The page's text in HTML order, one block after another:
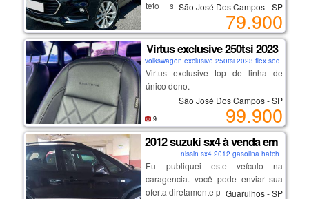
altura, alarme, vidros elétricos e
freios abs.. carro de mulher –olhou
levou. preço: r$118.000,00. tel: (21)
98444-3050 / (21) 98755-5676
(somente zap).
oportunidade com qualidade e
teto solar, bancos em couro,
chave presencial, multimídia,
volante multifuncional.
excelente procedência e
conservação. venha conferir!
São José Dos Campos - SP
79.900
Virtus exclusive 250tsi 2023
volkswagen exclusive 250tsi 2023 flex sedan
Virtus exclusive top de linha de
único dono.
- motor 1.4 turbo (250 tsi) que une
performance e economia.
- potência de sobra e câmbio
automático de 6 marchas;
- design exclusive: acabamento
premium, rodas aro 18" exclusivas e
detalhes escurecidos;
São José Dos Campos - SP
99.900
9
2012 suzuki sx4 à venda em
nissin sx4 2012 gasolina hatch
Eu publiquei este veículo na
caragencia. você pode enviar sua
oferta diretamente pelo anúncio.
Guarulhos - SP